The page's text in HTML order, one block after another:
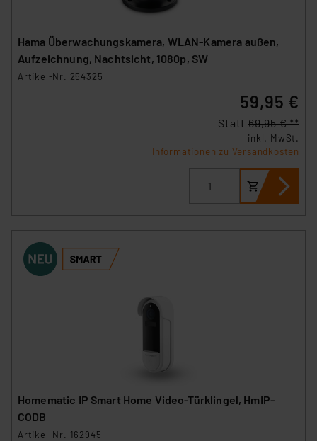
Hama Überwachungskamera, WLAN-Kamera außen,
Aufzeichnung, Nachtsicht, 1080p, SW
Artikel-Nr. 254325
59,95 €
Statt 69,95 € **
inkl. MwSt.
Informationen zu Versandkosten
Homematic IP Smart Home Video-Türklingel, HmIP-
CODB
Artikel-Nr. 162945